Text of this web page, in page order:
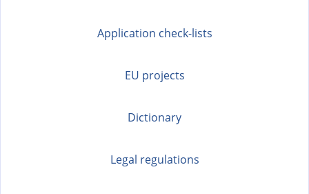
Application check-lists
EU projects
Dictionary
Legal regulations